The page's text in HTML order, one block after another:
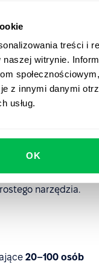
treści i
naszej witrynie.
z innymi danymi
usług.
OK
, ale
narzędzia.
20–100 osób